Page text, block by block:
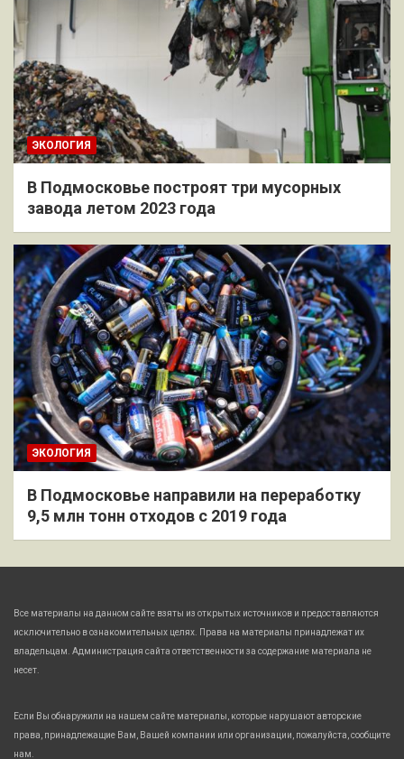
ЭКОЛОГИЯ
В Подмосковье построят три мусорных
завода летом 2023 года
ЭКОЛОГИЯ
В Подмосковье направили на переработку
9,5 млн тонн отходов с 2019 года
Все материалы на данном сайте взяты из открытых источников и предоставляются
исключительно в ознакомительных целях. Права на материалы принадлежат их
владельцам. Администрация сайта ответственности за содержание материала не
несет.
Если Вы обнаружили на нашем сайте материалы, которые нарушают авторские
права, принадлежащие Вам, Вашей компании или организации, пожалуйста, сообщите
нам.